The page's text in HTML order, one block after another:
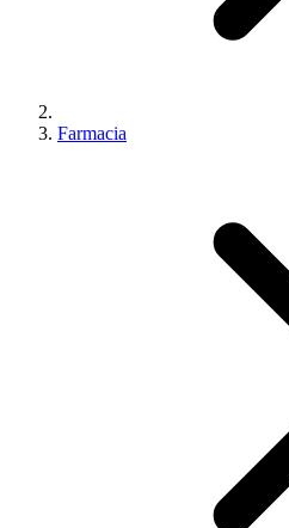
Farmacia